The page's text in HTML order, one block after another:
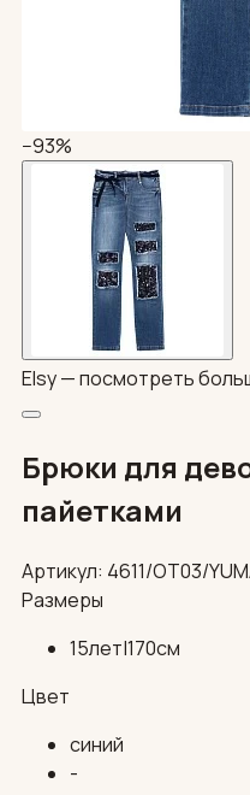
−93%
Elsy —посмотреть
Брюки для
пайетками
Артикул: 4611/OT03/
Размеры
15лет|170см
Цвет
синий
-